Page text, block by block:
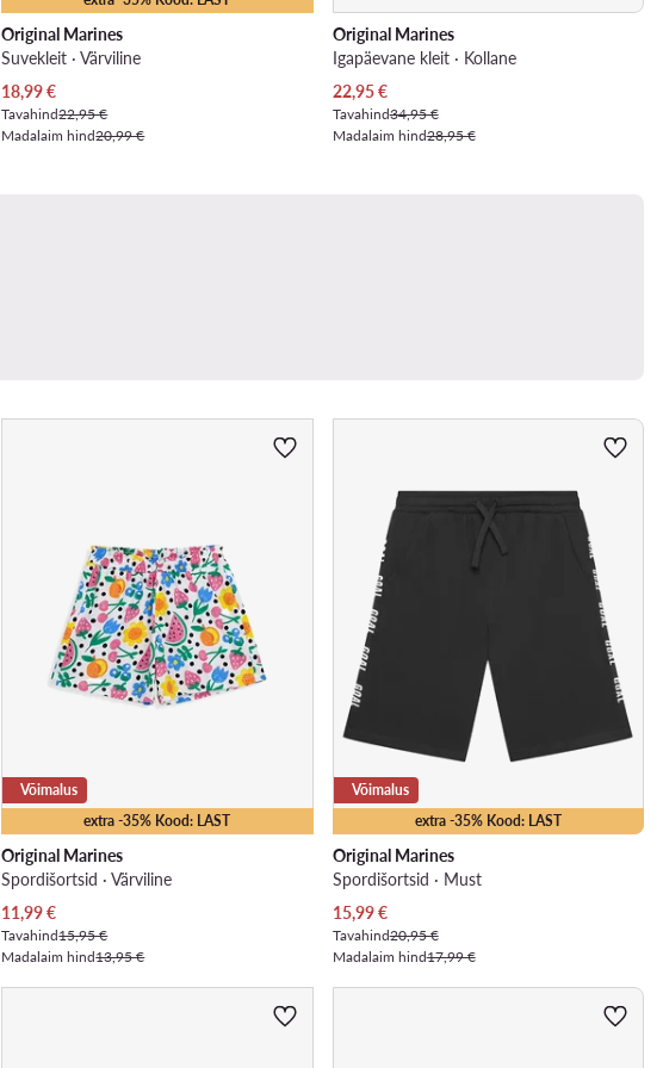
Original Marines
Suvekleit · Värviline
Praegune hind
18,99€
Tavahind22,95 €
Madalaim hind20,99 €
Original Marines
Igapäevane kleit · Kollane
Praegune hind
22,95€
Tavahind34,95 €
Madalaim hind28,95 €
extra -35% Kood: LAST
Võimalus
Original Marines
Spordišortsid · Värviline
Praegune hind
11,99€
Tavahind15,95 €
Madalaim hind13,95 €
extra -35% Kood: LAST
Võimalus
Original Marines
Spordišortsid · Must
Praegune hind
15,99€
Tavahind20,95 €
Madalaim hind17,99 €